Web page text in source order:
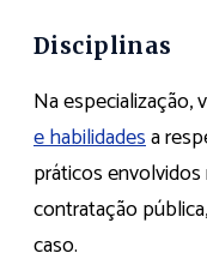
Disciplinas
Na especialização,
e habilidadesa
práticos
contratação
caso.